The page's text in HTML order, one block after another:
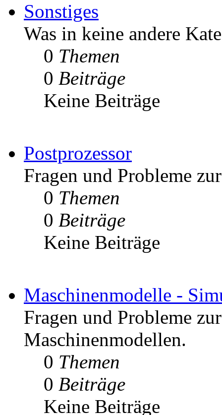
Sonstiges
Was in keine andere
0 Themen
0 Beiträge
Keine Beiträge
Postprozessor
Fragen und Probleme
0 Themen
0 Beiträge
Keine Beiträge
Maschinenmodelle -
Fragen und Probleme
Maschinenmodellen.
0 Themen
0 Beiträge
Keine Beiträge